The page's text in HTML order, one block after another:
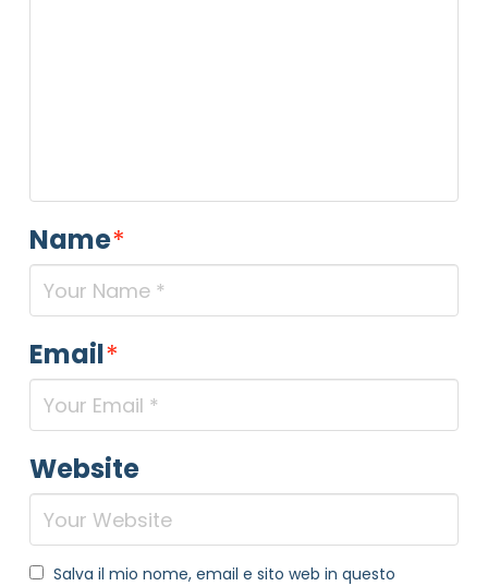
Name*
Email*
Website
Salva il mio nome, email e sito web in questo